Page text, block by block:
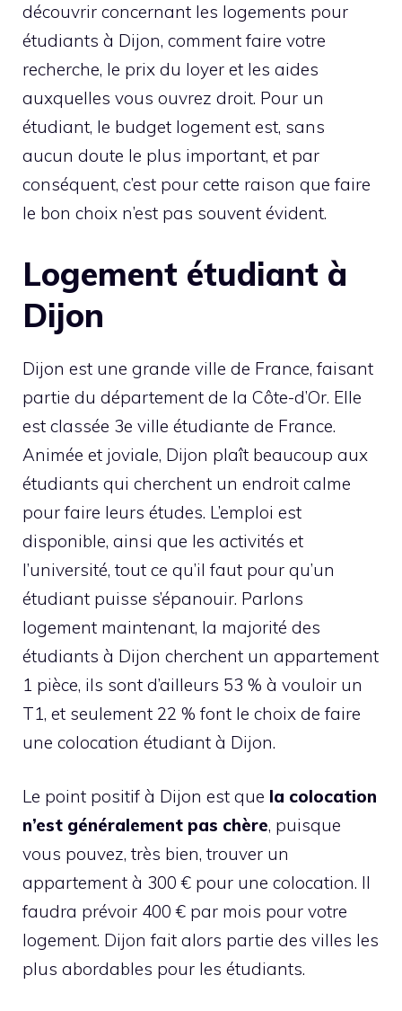
découvrir concernant les logements pour
étudiants à Dijon, comment faire votre
recherche, le prix du loyer et les aides
auxquelles vous ouvrez droit. Pour un
étudiant, le budget logement est, sans
aucun doute le plus important, et par
conséquent, c’est pour cette raison que faire
le bon choix n’est pas souvent évident.
Logement étudiant à
Dijon
Dijon est une grande ville de France, faisant
partie du département de la Côte-d’Or. Elle
est classée 3e ville étudiante de France.
Animée et joviale, Dijon plaît beaucoup aux
étudiants qui cherchent un endroit calme
pour faire leurs études. L’emploi est
disponible, ainsi que les activités et
l’université, tout ce qu’il faut pour qu’un
étudiant puisse s’épanouir. Parlons
logement maintenant, la majorité des
étudiants à Dijon cherchent un appartement
1 pièce, ils sont d’ailleurs 53 % à vouloir un
T1, et seulement 22 % font le choix de faire
une colocation étudiant à Dijon.
Le point positif à Dijon est que la colocation
n’est généralement pas chère, puisque
vous pouvez, très bien, trouver un
appartement à 300 € pour une colocation. Il
faudra prévoir 400 € par mois pour votre
logement. Dijon fait alors partie des villes les
plus abordables pour les étudiants.